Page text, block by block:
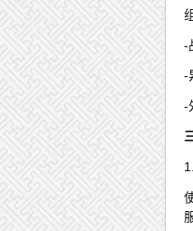
-
-
-